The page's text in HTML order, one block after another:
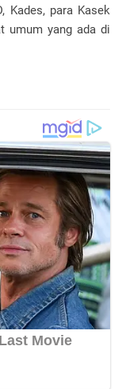
Kades, para Kasek
umum yang ada di